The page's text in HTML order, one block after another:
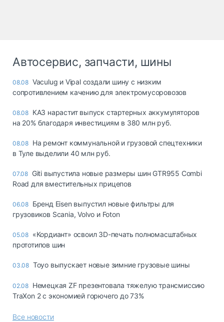
Автосервис, запчасти, шины
08.08 Vaculug и Vipal создали шину с низким
сопротивлением качению для электромусоровозов
08.08 КАЗ нарастит выпуск стартерных аккумуляторов
на 20% благодаря инвестициям в 380 млн руб.
08.08 На ремонт коммунальной и грузовой спецтехники
в Туле выделили 40 млн руб.
07.08 Giti выпустила новые размеры шин GTR955 Combi
Road для вместительных прицепов
06.08 Бренд Eisen выпустил новые фильтры для
грузовиков Scania, Volvo и Foton
05.08 «Кордиант» освоил 3D-печать полномасштабных
прототипов шин
03.08 Toyo выпускает новые зимние грузовые шины
02.08 Немецкая ZF презентовала тяжелую трансмиссию
TraXon 2 с экономией горючего до 73%
Все новости